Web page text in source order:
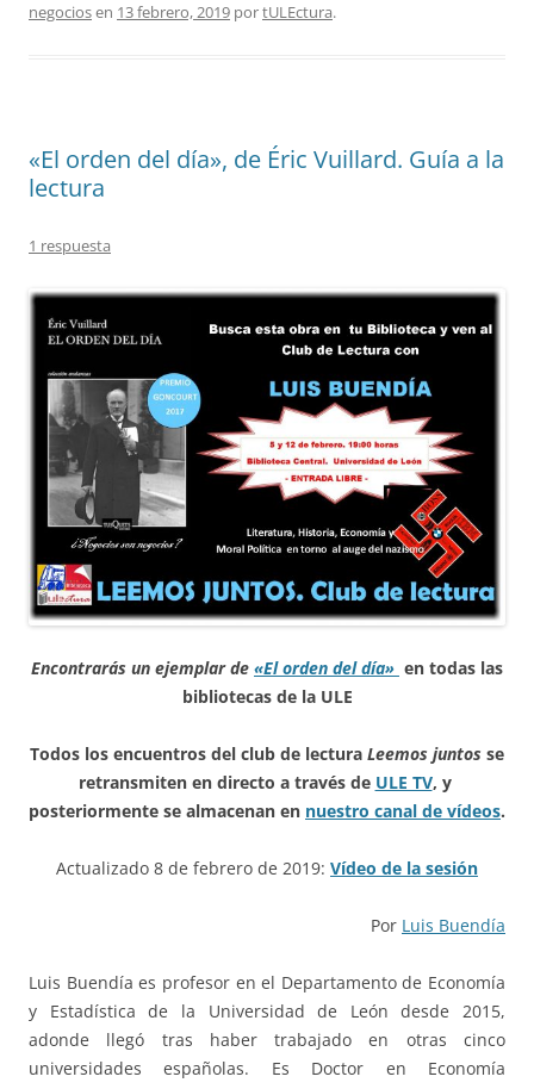
negociosen 13 febrero, 2019 portULEctura.
«El orden del día», de Éric Vuillard. Guía a la
lectura
1 respuesta
Encontrarás un ejemplar de «El orden del día» en todas las
bibliotecas de la ULE
Todos los encuentros del club de lectura Leemos juntos se
retransmiten en directo a través de ULE TV, y
posteriormente se almacenan en nuestro canal de vídeos.
Actualizado 8 de febrero de 2019: Vídeo de la sesión
Por Luis Buendía
Luis Buendía es profesor en el Departamento de Economía
y Estadística de la Universidad de León desde 2015,
adonde llegó tras haber trabajado en otras cinco
universidades españolas. Es Doctor en Economía